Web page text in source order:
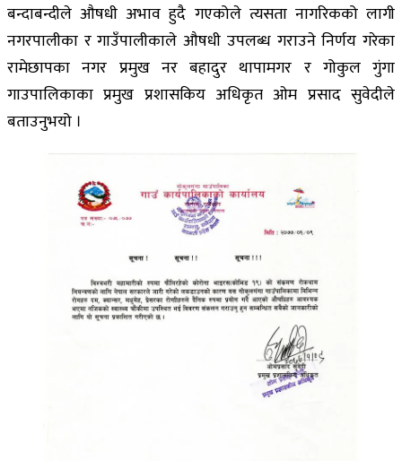
बन्दाबन्दीले औषधी अभाव हुदै गएकोले त्यसता नागरिकको लागी
नगरपालीका र गाउँपालीकाले औषधी उपलब्ध गराउने निर्णय गरेका
रामेछापका नगर प्रमुख नर बहादुर थापामगर र गोकुल गुंगा
गाउपालिकाका प्रमुख प्रशासकिय अधिकृत ओम प्रसाद सुवेदीले
बताउनुभयो ।